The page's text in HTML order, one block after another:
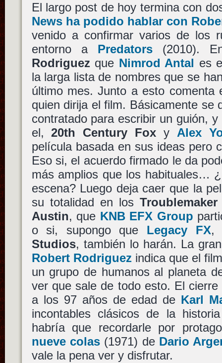
El largo post de hoy termina con
News ha podido hablar con
venido a confirmar varios de los
entorno a Predators(2010).
Rodriguezque Nimrod Antal es
la larga lista de nombres que se
último mes. Junto a esto
quien dirija el film. Básicamente se
contratado para escribir un guión,
el,20th Century Fox y Alex
película basada en sus ideas pero
Eso si, el acuerdo firmado le da
más amplios que los habituales…
escena? Luego deja caer que la
su totalidad en los
Austin, que KNB EFX Group
o si, supongo que Legacy FX,
Studios, también lo harán. La
Robert Rodriguezindica que el
un grupo de humanos al planeta
ver que sale de todo esto. El
a los 97 años de edad de Karl
incontables clásicos de la
habría que recordarle por
nueve colas(1971) de Dario
vale la pena ver y disfrutar.